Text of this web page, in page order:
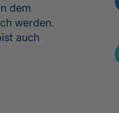
dem
werden.
auch